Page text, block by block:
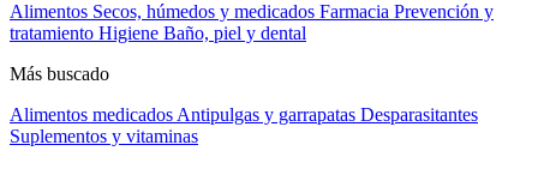
Alimentos Secos, húmedos y medicados Farmacia Prevención y
tratamiento Higiene Baño, piel y dental
Más buscado
Alimentos medicados Antipulgas y garrapatas Desparasitantes
Suplementos y vitaminas